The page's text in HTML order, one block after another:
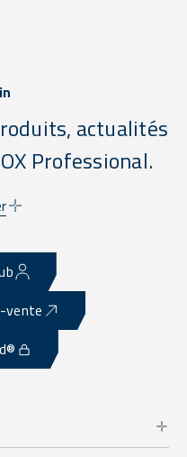
actualités
Professional.
vente